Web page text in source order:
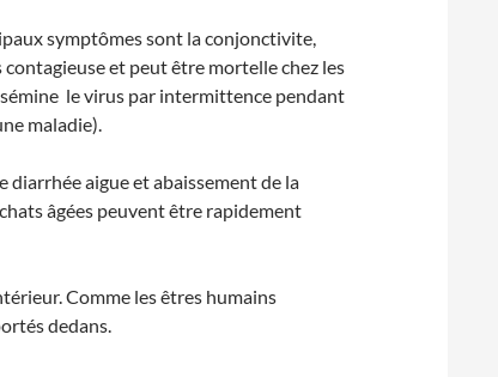
symptômes sont la conjonctivite,
et peut être mortelle chez les
le virus par intermittence pendant
maladie).
diarrhée aigue et abaissement de la
âgées peuvent être rapidement
Comme les êtres humains
dedans.